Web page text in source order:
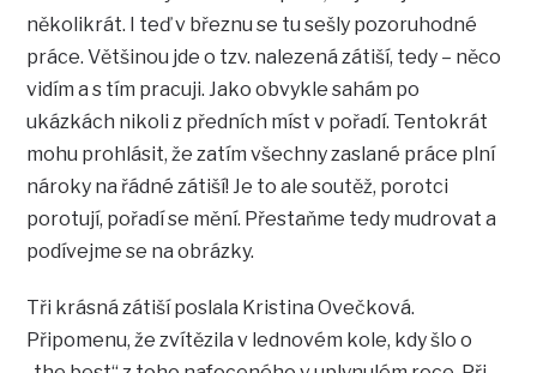
několikrát. I teď v březnu se tu sešly pozoruhodné
práce. Většinou jde o tzv. nalezená zátiší, tedy – něco
vidím a s tím pracuji. Jako obvykle sahám po
ukázkách nikoli z předních míst v pořadí. Tentokrát
mohu prohlásit, že zatím všechny zaslané práce plní
nároky na řádné zátiší! Je to ale soutěž, porotci
porotují, pořadí se mění. Přestaňme tedy mudrovat a
podívejme se na obrázky.
Tři krásná zátiší poslala Kristina Ovečková.
Připomenu, že zvítězila v lednovém kole, kdy šlo o